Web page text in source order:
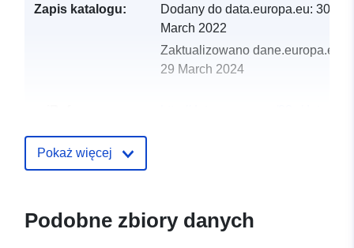
Zapis katalogu: Dodany do data.europa.eu: 30
March 2022
Zaktualizowano dane.europa.eu:
29 March 2024
Pokaż więcej
Podobne zbiory danych